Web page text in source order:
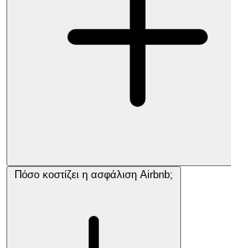
Πόσο κοστίζει η ασφάλιση Airbnb;